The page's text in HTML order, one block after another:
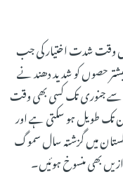
کے مسئلے نے 2015 میں اس وقت شدت اختیار کی جب
حصوں کو شدید دھند نے
سے جنوری تک کسی بھی وقت
سکتی ہے اور اس کی شدت 10 سے 25 دن تک طویل ہو سکتی ہے اور
میں گزشتہ سال سموگ
بھی منسوخ ہوئیں۔